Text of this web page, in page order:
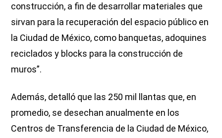
construcción, a fin de desarrollar materiales que
sirvan para la recuperación del espacio público en
la Ciudad de México, como banquetas, adoquines
reciclados y blocks para la construcción de
muros”.
Además, detalló que las 250 mil llantas que, en
promedio, se desechan anualmente en los
Centros de Transferencia de la Ciudad de México,